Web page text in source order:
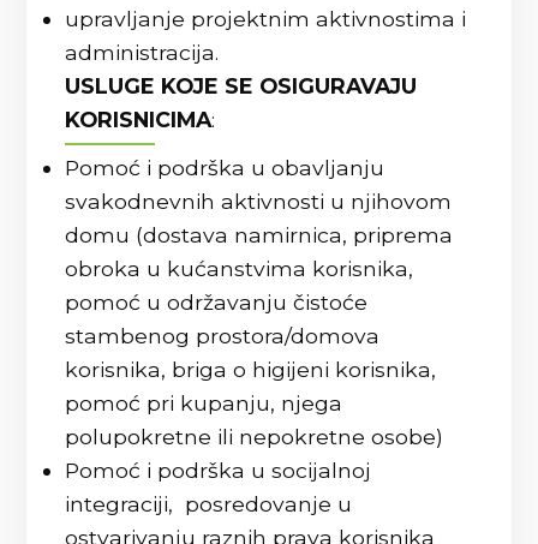
upravljanje projektnim aktivnostima i
administracija.
USLUGE KOJE SE OSIGURAVAJU
KORISNICIMA:
Pomoć i podrška u obavljanju
svakodnevnih aktivnosti u njihovom
domu (dostava namirnica, priprema
obroka u kućanstvima korisnika,
pomoć u održavanju čistoće
stambenog prostora/domova
korisnika, briga o higijeni korisnika,
pomoć pri kupanju, njega
polupokretne ili nepokretne osobe)
Pomoć i podrška u socijalnoj
integraciji, posredovanje u
ostvarivanju raznih prava korisnika